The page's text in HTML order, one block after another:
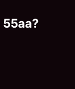
55aa?